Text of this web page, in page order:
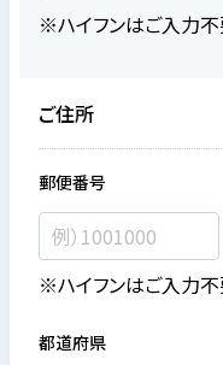
※ハイフンはご入力
ご住所
郵便番号
※ハイフンはご入力
都道府県